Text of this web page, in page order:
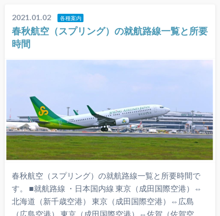
2021.01.02 各種案内
春秋航空（スプリング）の就航路線一覧と所要
時間
春秋航空（スプリング）の就航路線一覧と所要時間で
す。 ■就航路線 ・日本国内線 東京（成田国際空港）⇔
北海道（新千歳空港） 東京（成田国際空港）⇔広島
（広島空港） 東京（成田国際空港）⇔佐賀（佐賀空